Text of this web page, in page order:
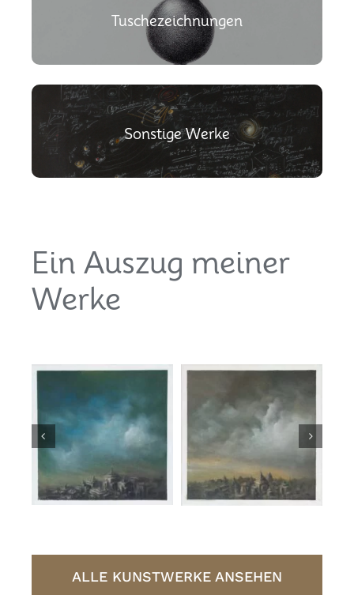
Tuschezeichnungen
Sonstige Werke
Ein Auszug meiner
Werke
ALLE KUNSTWERKE ANSEHEN